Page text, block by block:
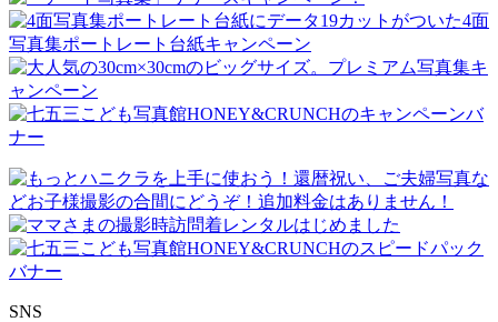
SNS